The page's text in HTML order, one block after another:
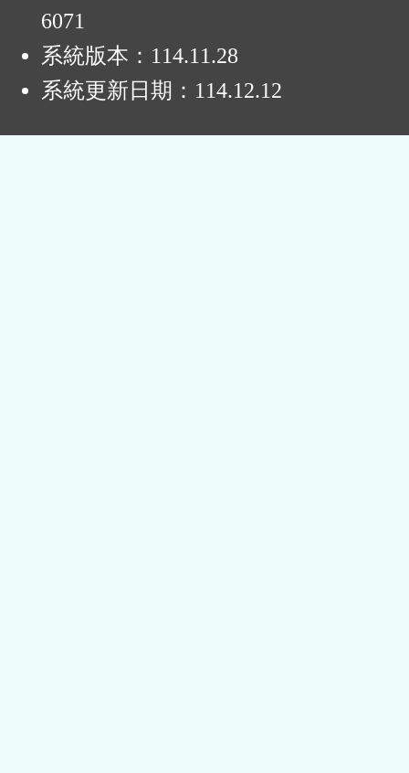
6071
系統版本： 114.11.28
系統更新日期： 114.12.12